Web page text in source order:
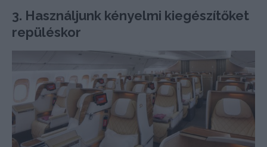
3. Használjunk kényelmi kiegészítőket
repüléskor